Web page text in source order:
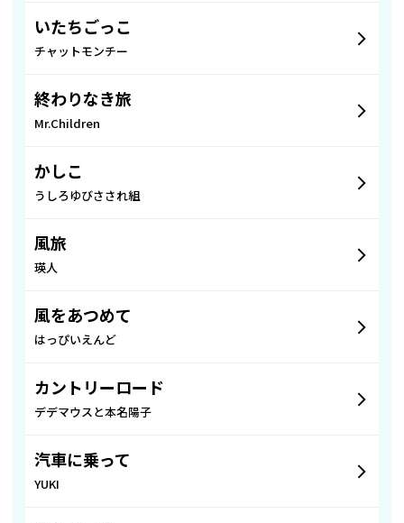
いたちごっこ
チャットモンチー
終わりなき旅
Mr.Children
かしこ
うしろゆびさされ組
風旅
瑛人
風をあつめて
はっぴいえんど
カントリーロード
デデマウスと本名陽子
汽車に乗って
YUKI